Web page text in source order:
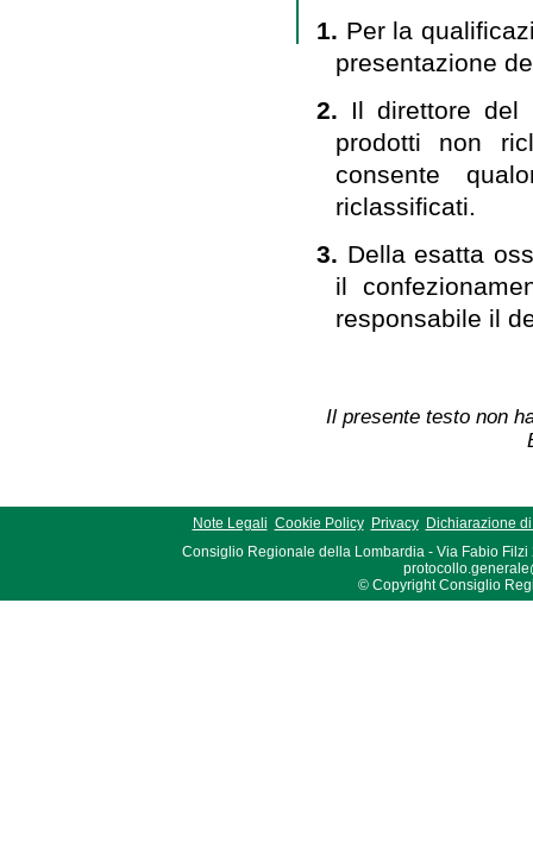
1. Per la
presentazione
2. Il direttore
prodotti non
consente
riclassificati.
3. Della esatta
il
responsabile il
Il presente testo non
Note Legali Cookie Policy Privacy
Dichiarazione
Consiglio Regionale della Lombardia - Via Fabio Filzi
© Copyright Consiglio